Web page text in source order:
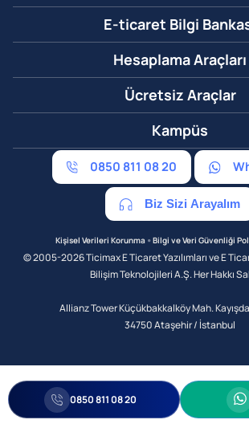
E-ticaret Bilgi
Hesaplama Araçları
Ücretsiz Araçlar
Kampüs
0850 811 08 20
Biz Sizi Arayalım
Kişisel Verileri Korunma•Bilgi ve Veri Güvenliği
© 2005-2026 Ticimax E Ticaret Yazılımları ve E
Bilişim Teknolojileri A.Ş. Her Hakkı
Allianz Tower Küçükbakkalköy Mah.
34750 Ataşehir / İstanbul
0850 811 08 20